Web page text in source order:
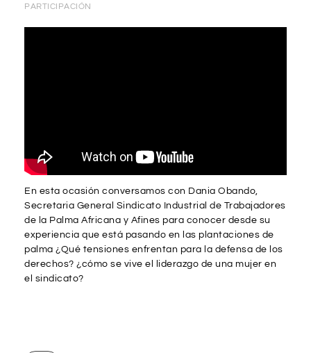
PARTICIPACIÓN
En esta ocasión conversamos con Dania Obando,
Secretaria General Sindicato Industrial de Trabajadores
de la Palma Africana y Afines para conocer desde su
experiencia que está pasando en las plantaciones de
palma ¿Qué tensiones enfrentan para la defensa de los
derechos? ¿cómo se vive el liderazgo de una mujer en
el sindicato?